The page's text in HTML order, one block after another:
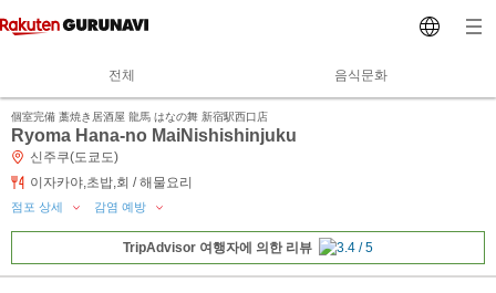
전체 음식문화
個室完備 藁焼き居酒屋 龍馬 はなの舞 新宿駅西口店
Ryoma Hana-no MaiNishishinjuku
신주쿠(도쿄도)
이자카야,초밥,회 / 해물요리
점포 상세 감염 예방
TripAdvisor 여행자에 의한 리뷰